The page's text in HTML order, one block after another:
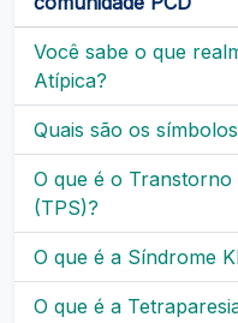
Você sabe o que
Atípica?
Quais são os
O que é o
(TPS)?
O que é a Síndrome
O que é a